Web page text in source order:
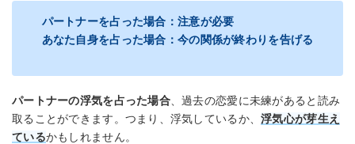
パートナーを占った場合：注意が必要
あなた自身を占った場合：今の関係が終わりを告げる
パートナーの浮気を占った場合、過去の恋愛に未練があると読み
取ることができます。つまり、浮気しているか、浮気心が芽生え
ているかもしれません。